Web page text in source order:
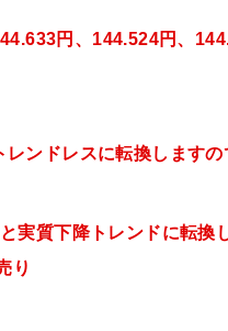
円、144.524円、
ンドレスに転換しますの
実質下降トレンドに転換
り